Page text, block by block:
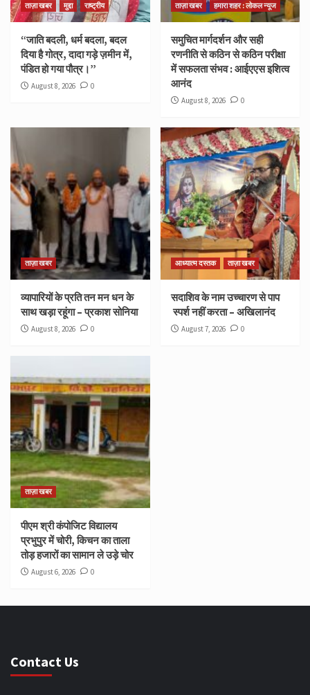
ताज़ा खबर मुद्दा राष्ट्रीय
“जाति बदली, धर्म बदला, बदल
दिया है गोत्र, दादा गड़े ज़मीन में,
पंडित हो गया पौत्र।”
August 8, 2026 0
ताज़ा खबर हमारा शहर : लोकल न्यूज
समुचित मार्गदर्शन और सही
रणनीति से कठिन से कठिन परीक्षा
में सफलता संभव : आईएएस इशित्व
आनंद
August 8, 2026 0
ताज़ा खबर
व्यापारियों के प्रति तन मन धन के
साथ खड़ा रहूंगा – प्रकाश सोनिया
August 8, 2026 0
आध्यात्म दस्तक ताज़ा खबर
सदाशिव के नाम उच्चारण से पाप
स्पर्श नहीं करता – अखिलानंद
August 7, 2026 0
ताज़ा खबर
पीएम श्री कंपोजिट विद्यालय
प्रभुपुर में चोरी, किचन का ताला
तोड़ हजारों का सामान ले उड़े चोर
August 6, 2026 0
Contact Us